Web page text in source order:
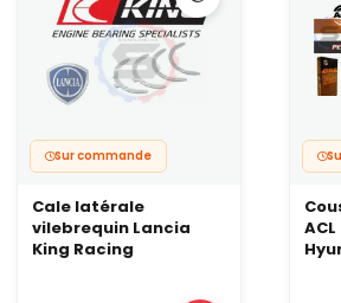
XP est une base performance en
XPC vise une marge supérieure pour
exigeantes grâce à son revêtement.
Sur commande
Cale latérale
vilebrequin Lancia
King Racing